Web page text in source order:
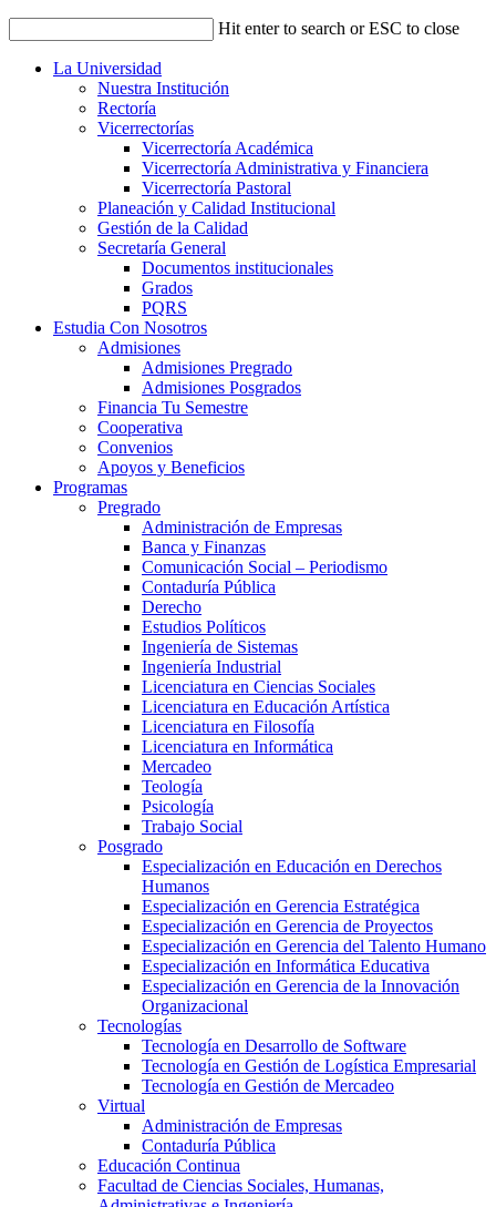
Hit enter to search or ESC to close
La Universidad
Nuestra Institución
Rectoría
Vicerrectorías
Vicerrectoría Académica
Vicerrectoría Administrativa y Financiera
Vicerrectoría Pastoral
Planeación y Calidad Institucional
Gestión de la Calidad
Secretaría General
Documentos institucionales
Grados
PQRS
Estudia Con Nosotros
Admisiones
Admisiones Pregrado
Admisiones Posgrados
Financia Tu Semestre
Cooperativa
Convenios
Apoyos y Beneficios
Programas
Pregrado
Administración de Empresas
Banca y Finanzas
Comunicación Social – Periodismo
Contaduría Pública
Derecho
Estudios Políticos
Ingeniería de Sistemas
Ingeniería Industrial
Licenciatura en Ciencias Sociales
Licenciatura en Educación Artística
Licenciatura en Filosofía
Licenciatura en Informática
Mercadeo
Teología
Psicología
Trabajo Social
Posgrado
Especialización en Educación en Derechos
Humanos
Especialización en Gerencia Estratégica
Especialización en Gerencia de Proyectos
Especialización en Gerencia del Talento Humano
Especialización en Informática Educativa
Especialización en Gerencia de la Innovación
Organizacional
Tecnologías
Tecnología en Desarrollo de Software
Tecnología en Gestión de Logística Empresarial
Tecnología en Gestión de Mercadeo
Virtual
Administración de Empresas
Contaduría Pública
Educación Continua
Facultad de Ciencias Sociales, Humanas,